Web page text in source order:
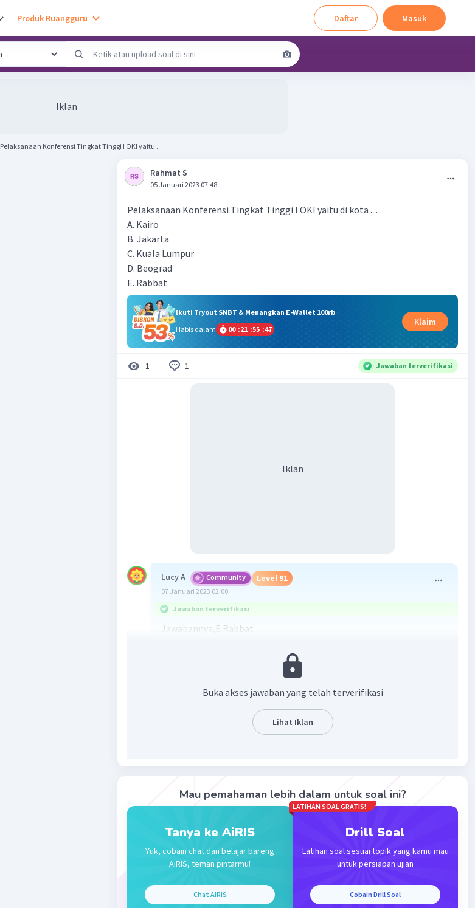
Produk Ruangguru Daftar Masuk
Iklan
Pelaksanaan Konferensi Tingkat Tinggi I OKI yaitu ...
Rahmat S
05 Januari 2023 07:48
Pelaksanaan Konferensi Tingkat Tinggi I OKI yaitu di kota ....
A. Kairo
B. Jakarta
C. Kuala Lumpur
D. Beograd
E. Rabbat
Ikuti Tryout SNBT & Menangkan E-Wallet 100rb
Habis dalam
00 :21 :55 :47
Klaim
1 1 Jawaban terverifikasi
Iklan
Lucy A Community Level 91
07 Januari 2023 02:00
Jawaban terverifikasi
Jawabannya,E.Rabbat
sejumlah negara Islam mengadakan Konferensi di Rabat, Maroko,
pada tanggal 22 - 25 September 1969, dan menyepakati Deklarasi
Rabat yang menegaskan keyakinan atas agama Islam,
penghormatan pada Piagam PBB dan hak asasi manusia
Balas
Buka akses jawaban yang telah terverifikasi
Lihat Iklan
Mau pemahaman lebih dalam untuk soal ini?
Tanya ke AiRIS
Yuk, cobain chat dan belajar bareng
AiRIS, teman pintarmu!
Chat AiRIS
LATIHAN SOAL GRATIS!
Drill Soal
Latihan soal sesuai topik yang kamu mau
untuk persiapan ujian
Cobain Drill Soal